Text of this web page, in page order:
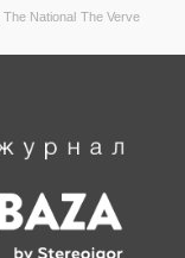
The National The Verve